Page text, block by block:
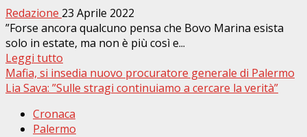
Redazione 23 Aprile 2022
”Forse ancora qualcuno pensa che Bovo Marina esista
solo in estate, ma non è più così e...
Leggi tutto
Mafia, si insedia nuovo procuratore generale di Palermo
Lia Sava: ”Sulle stragi continuiamo a cercare la verità”
Cronaca
Palermo